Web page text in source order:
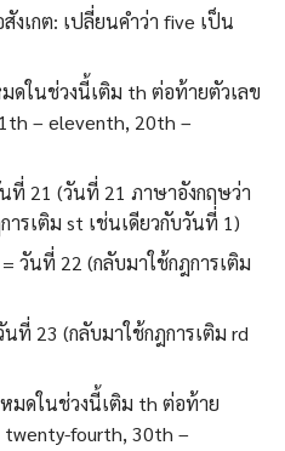
เกต: เปลี่ยนคำว่า five เป็น
ดในช่วงนี้เติม th ต่อท้ายตัวเลข
– eleventh, 20th –
ที่ 21 (วันที่ 21 ภาษาอังกฤษว่า
ารเติม st เช่นเดียวกับวันที่ 1)
วันที่ 22 (กลับมาใช้กฎการเติม
ที่ 23 (กลับมาใช้กฎการเติม rd
มดในช่วงนี้เติม th ต่อท้าย
twenty-fourth, 30th –